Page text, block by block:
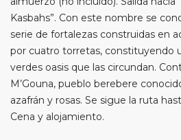
Kasbahs”. Con este nombre se
serie de fortalezas construidas en
por cuatro torretas, constituyendo
verdes oasis que las circundan.
M’Gouna, pueblo berebere
azafrán y rosas. Se sigue la ruta
Cena y alojamiento.